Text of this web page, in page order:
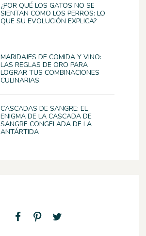
¿POR QUÉ LOS GATOS NO SE
SIENTAN COMO LOS PERROS: LO
QUE SU EVOLUCIÓN EXPLICA?
MARIDAJES DE COMIDA Y VINO:
LAS REGLAS DE ORO PARA
LOGRAR TUS COMBINACIONES
CULINARIAS.
CASCADAS DE SANGRE: EL
ENIGMA DE LA CASCADA DE
SANGRE CONGELADA DE LA
ANTÁRTIDA